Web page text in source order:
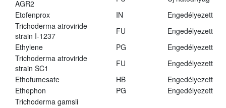
AGR2
Etofenprox
IN
Engedélyezett
Trichoderma atroviride
strain I-1237
FU
Engedélyezett
Ethylene
PG
Engedélyezett
Trichoderma atroviride
strain SC1
FU
Engedélyezett
Ethofumesate
HB
Engedélyezett
Ethephon
PG
Engedélyezett
Trichoderma gamsii